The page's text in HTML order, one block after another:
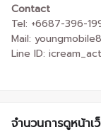
Contact
Tel: +6687-396-
Mail:
Line ID: icream_act
จำนวนการดูหน้าเ